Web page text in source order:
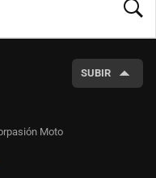
SUBIR
Moto